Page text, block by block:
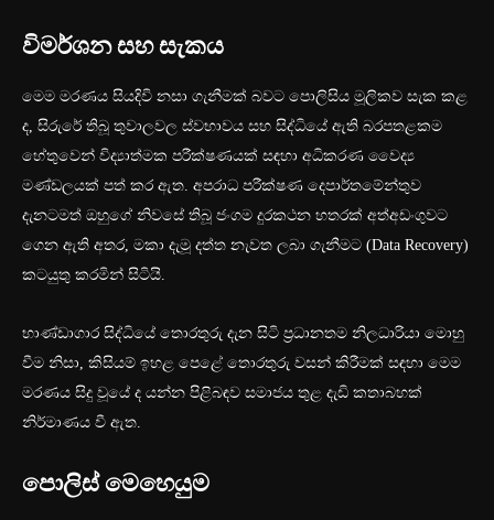
විමර්ශන සහ සැකය
මෙම මරණය සියදිවි නසා ගැනීමක් බවට පොලිසිය මූලිකව සැක කළ
ද, සිරුරේ තිබූ තුවාලවල ස්වභාවය සහ සිද්ධියේ ඇති බරපතළකම
හේතුවෙන් විද්‍යාත්මක පරීක්ෂණයක් සඳහා අධිකරණ වෛද්‍ය
මණ්ඩලයක් පත් කර ඇත. අපරාධ පරීක්ෂණ දෙපාර්තමේන්තුව
දැනටමත් ඔහුගේ නිවසේ තිබූ ජංගම දුරකථන හතරක් අත්අඩංගුවට
ගෙන ඇති අතර, මකා දැමූ දත්ත නැවත ලබා ගැනීමට (Data Recovery)
කටයුතු කරමින් සිටියි.
භාණ්ඩාගාර සිද්ධියේ තොරතුරු දැන සිටි ප්‍රධානතම නිලධාරියා මොහු
වීම නිසා, කිසියම් ඉහළ පෙළේ තොරතුරු වසන් කිරීමක් සඳහා මෙම
මරණය සිදු වූයේ ද යන්න පිළිබඳව සමාජය තුළ දැඩි කතාබහක්
නිර්මාණය වී ඇත.
පොලිස් මෙහෙයුම